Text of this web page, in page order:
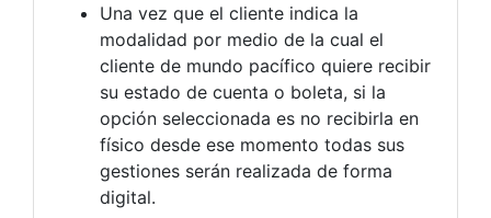
Una vez que el cliente indica la
modalidad por medio de la cual el
cliente de mundo pacífico quiere recibir
su estado de cuenta o boleta, si la
opción seleccionada es no recibirla en
físico desde ese momento todas sus
gestiones serán realizada de forma
digital.